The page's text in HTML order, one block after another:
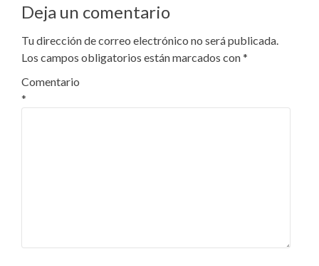
Deja un comentario
Tu dirección de correo electrónico no será publicada.
Los campos obligatorios están marcados con*
Comentario
*